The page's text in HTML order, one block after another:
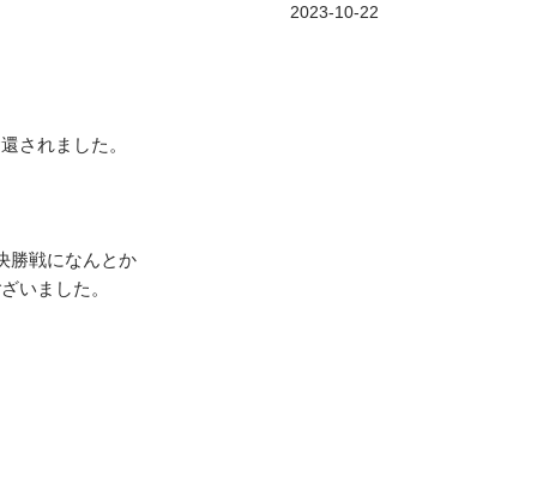
2023-10-22
されました。
勝戦になんとか
いました。